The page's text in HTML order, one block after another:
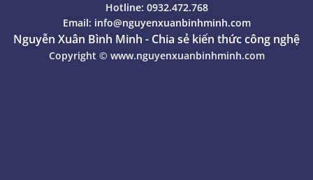
Hotline: 0932.472.768
Email: info@nguyenxuanbinhminh.com
Nguyễn Xuân Bình Minh - Chia sẻ kiến thức công nghệ
Copyright © www.nguyenxuanbinhminh.com